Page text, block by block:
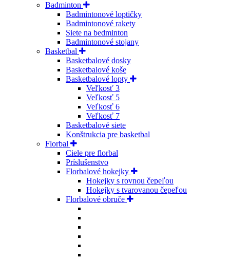
Badminton
Badmintonové loptičky
Badmintonové rakety
Siete na bedminton
Badmintonové stojany
Basketbal
Basketbalové dosky
Basketbalové koše
Basketbalové lopty
Veľkosť 3
Veľkosť 5
Veľkosť 6
Veľkosť 7
Basketbalové siete
Konštrukcia pre basketbal
Florbal
Ciele pre florbal
Príslušenstvo
Florbalové hokejky
Hokejky s rovnou čepeľou
Hokejky s tvarovanou čepeľou
Florbalové obruče